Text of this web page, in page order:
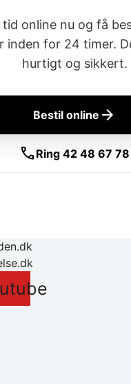
tid online nu og få
inden for 24 timer.
hurtigt og sikkert.
Bestil online arrow_forward
callRing 42 48 67 78